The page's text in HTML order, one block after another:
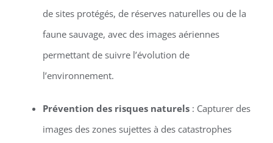
de sites protégés, de réserves naturelles ou de la
faune sauvage, avec des images aériennes
permettant de suivre l’évolution de
l’environnement.
Prévention des risques naturels: Capturer des
images des zones sujettes à des catastrophes